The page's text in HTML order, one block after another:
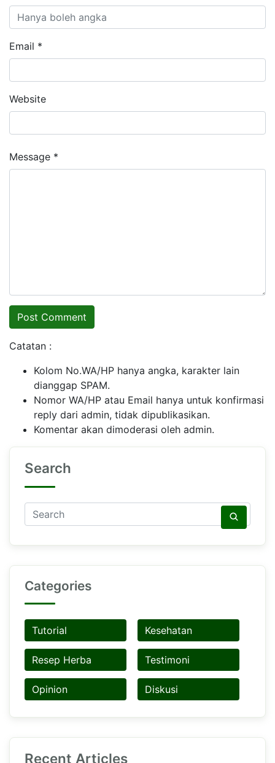
Email *
Website
Message *
Catatan :
Kolom No.WA/HP hanya angka, karakter lain
dianggap SPAM.
Nomor WA/HP atau Email hanya untuk konfirmasi
reply dari admin, tidak dipublikasikan.
Komentar akan dimoderasi oleh admin.
Search
Categories
Tutorial Kesehatan
Resep Herba Testimoni
Opinion Diskusi
Recent Articles